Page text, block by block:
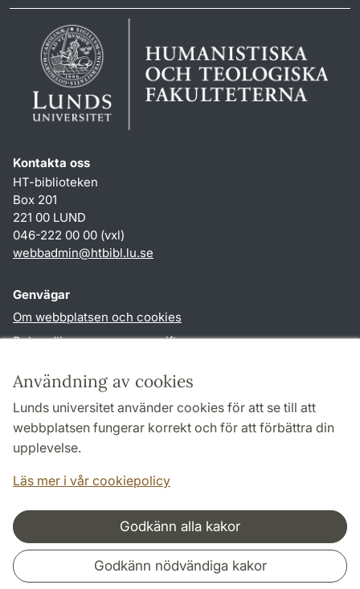
Användning av cookies
Lunds universitet använder cookies för att se till att
webbplatsen fungerar korrekt och för att förbättra din
upplevelse.
Läs mer i vår cookiepolicy
Godkänn alla kakor
Godkänn nödvändiga kakor
Kontakta oss
HT-biblioteken
Box 201
221 00 LUND
046-222 00 00 (vxl)
webbadmin@htbibl.lu.se
Genvägar
Om webbplatsen och cookies
Behandling av personuppgifter
TYPO3-login
Följ oss i sociala medier
Samarbeten och nätverk